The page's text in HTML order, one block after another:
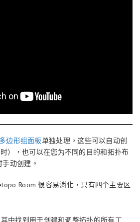
多边形组面板单独处理。这些可以自动创
），也可以在您为不同的目的和拓扑布
动创建。
Room 很容易消化，只有四个主要区
中找到用于创建和调整拓扑的所有工